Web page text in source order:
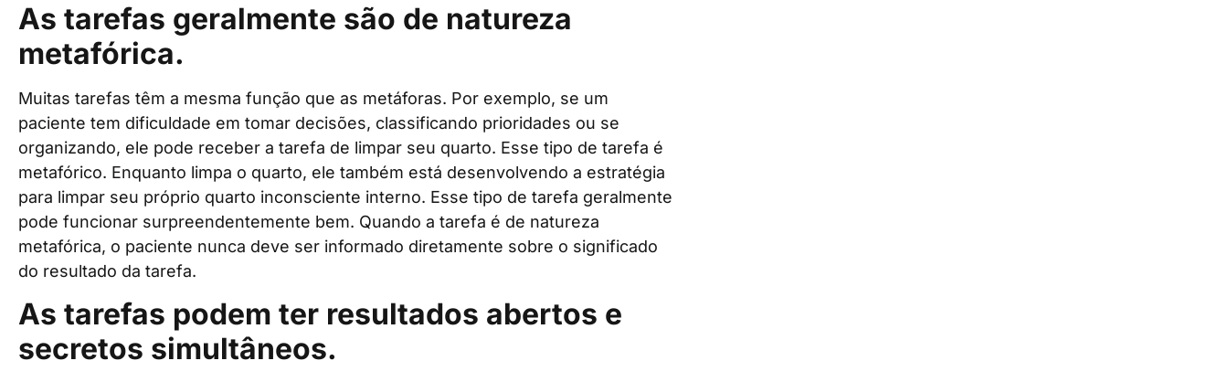
As tarefas geralmente são de natureza
metafórica.
Muitas tarefas têm a mesma função que as metáforas. Por exemplo, se um
paciente tem dificuldade em tomar decisões, classificando prioridades ou se
organizando, ele pode receber a tarefa de limpar seu quarto. Esse tipo de tarefa é
metafórico. Enquanto limpa o quarto, ele também está desenvolvendo a estratégia
para limpar seu próprio quarto inconsciente interno. Esse tipo de tarefa geralmente
pode funcionar surpreendentemente bem. Quando a tarefa é de natureza
metafórica, o paciente nunca deve ser informado diretamente sobre o significado
do resultado da tarefa.
As tarefas podem ter resultados abertos e
secretos simultâneos.